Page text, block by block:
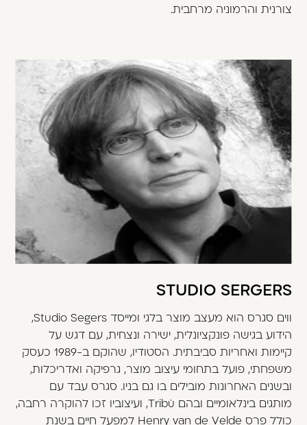
צורנית והרמוניה מרחבית.
STUDIO SERGERS
ווים סגרס הוא מעצב מוצר בלגי ומייסד Studio Segers,
הידוע בגישה פונקציונלית, ישירה ונצחית, עם דגש על
קיימות ואחריות סביבתית. הסטודיו, שהוקם ב-1989 כעסק
משפחתי, פועל בתחומי עיצוב מוצר, גרפיקה ואדריכלות,
ובשנים האחרונות מובילים בו גם בניו. סגרס עבד עם
מותגים בינלאומיים ובהם Tribù, ועיצוביו זכו להוקרה רחבה,
כולל פרס Henry van de Velde למפעל חיים בשנת